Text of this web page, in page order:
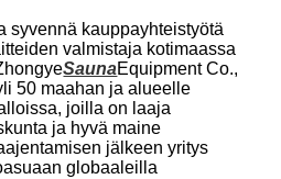
syvennä kauppayhteistyötä
valmistaja kotimaassa
SaunaEquipment Co.,
50 maahan ja alueelle
joilla on laaja
ja hyvä maine
jälkeen yritys
globaaleilla